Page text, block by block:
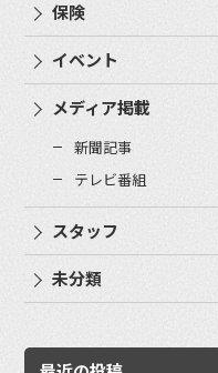
保険
イベント
メディア掲載
新聞記事
テレビ番組
スタッフ
未分類